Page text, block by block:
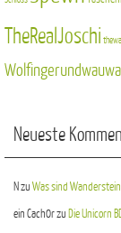
TheRealJoschi
Neueste
N zu Was sind
ein Cach0rzu Die Unicorn